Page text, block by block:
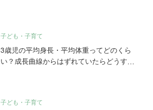
子ども・子育て
3歳児の平均身長・平均体重ってどのくら
い？成長曲線からはずれていたらどうす
子ども・子育て